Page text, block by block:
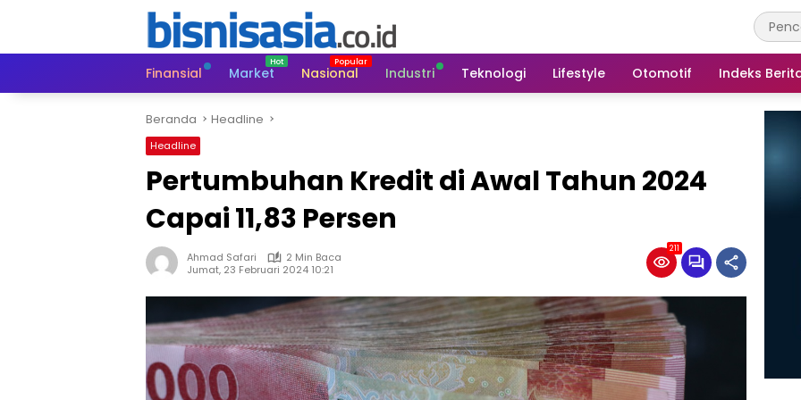
Finansial
Market Nasional Industri Teknologi Lifestyle Otomotif Indeks
Beranda Headline
Headline
Pertumbuhan Kredit di Awal Tahun 2024
Capai 11,83 Persen
Ahmad Safari
2 Min Baca
Jumat, 23 Februari 2024 10:21
211